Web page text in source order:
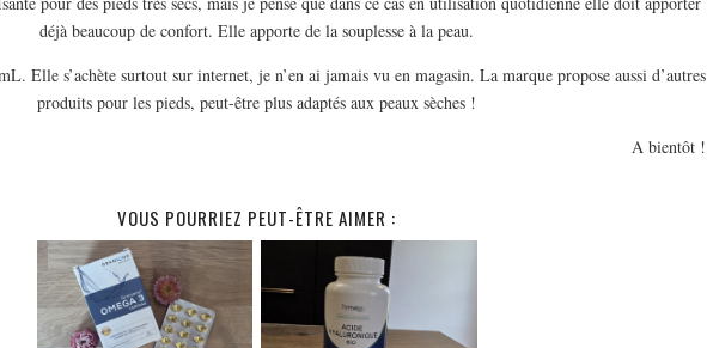
déjà beaucoup de confort. Elle apporte de la souplesse à la peau.
Elle s’achète surtout sur internet, je n’en ai jamais vu en magasin. La marque propose aussi d’autres
produits pour les pieds, peut-être plus adaptés aux peaux sèches !
A bientôt !
VOUS POURRIEZ PEUT-ÊTRE AIMER :